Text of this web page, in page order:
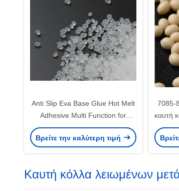
Anti Slip Eva Base Glue Hot Melt
Adhesive Multi Function for
Carpet
Βρείτε την καλύτερη τιμή
7085-
καυτή
της
Καυτή κόλλα λειωμένων